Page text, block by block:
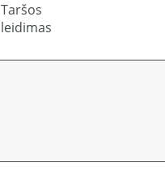
Taršos
leidimas